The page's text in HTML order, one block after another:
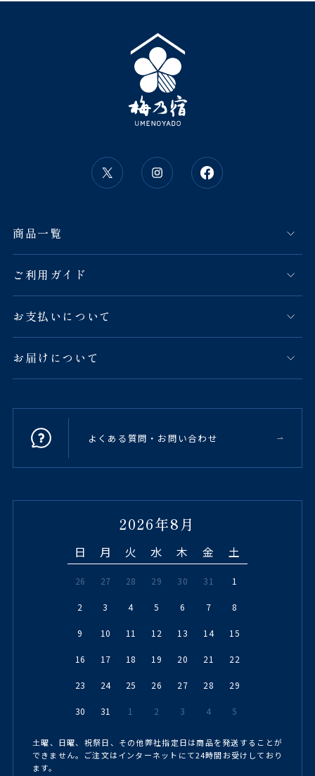
商品一覧
ご利用ガイド
お支払いについて
お届けについて
よくある質問・お問い合わせ
2026年8月
日 月 火 水 木 金 土
26 27 28 29 30 31 1
2 3 4 5 6 7 8
9 10 11 12 13 14 15
16 17 18 19 20 21 22
23 24 25 26 27 28 29
30 31 1 2 3 4 5
土曜、日曜、祝祭日、その他弊社指定日は商品を発送することが
できません。ご注文はインターネットにて24時間お受けしており
ます。